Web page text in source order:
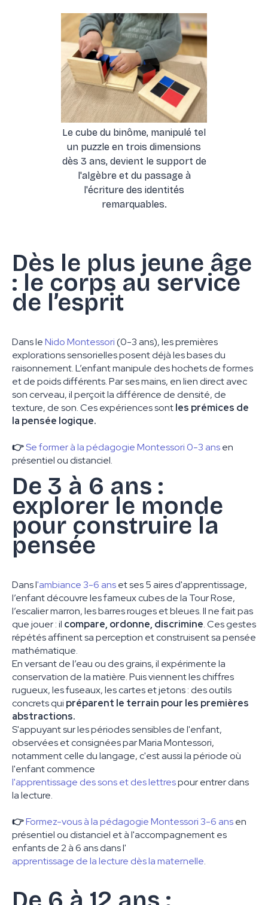
Le cube du binôme, manipulé tel
un puzzle en trois dimensions
dès 3 ans, devient le support de
l'algèbre et du passage à
l'écriture des identités
remarquables.
Dès le plus jeune âge
: le corps au service
de l’esprit
Dans leNido Montessori(0-3 ans), les premières
explorations sensorielles posent déjà les bases du
raisonnement. L’enfant manipule des hochets de formes
et de poids différents. Par ses mains, en lien direct avec
son cerveau, il perçoit la différence de densité, de
texture, de son. Ces expériences sontles prémices de
la pensée logique.
👉Se former à la pédagogie Montessori 0-3 ansen
présentiel ou distanciel.
De 3 à 6 ans :
explorer le monde
pour construire la
pensée
Dans l'ambiance 3-6 anset ses 5 aires d'apprentissage,
l’enfant découvre les fameux cubes de la Tour Rose,
l’escalier marron, les barres rouges et bleues. Il ne fait pas
que jouer : il compare, ordonne, discrimine. Ces gestes
répétés affinent sa perception et construisent sa pensée
mathématique.
En versant de l’eau ou des grains, il expérimente la
conservation de la matière. Puis viennent les chiffres
rugueux, les fuseaux, les cartes et jetons : des outils
concrets qui préparent le terrain pour les premières
abstractions.
S'appuyant sur les périodes sensibles de l'enfant,
observées et consignées par Maria Montessori,
notamment celle du langage, c'est aussi la période où
l'enfant commence
l'apprentissage des sons et des lettrespour entrer dans
la lecture.
👉Formez-vous à la pédagogie Montessori 3-6 ansen
présentiel ou distanciel et à l'accompagnement es
enfants de 2 à 6 ans dans l'
apprentissage de la lecture dès la maternelle.